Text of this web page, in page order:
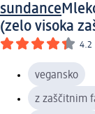
sundance
(zelo visoka
4.2
vegansko
z zaščitnim